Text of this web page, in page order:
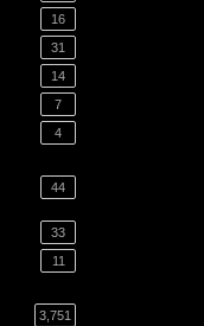
16
31
14
7
4
44
33
11
3,751